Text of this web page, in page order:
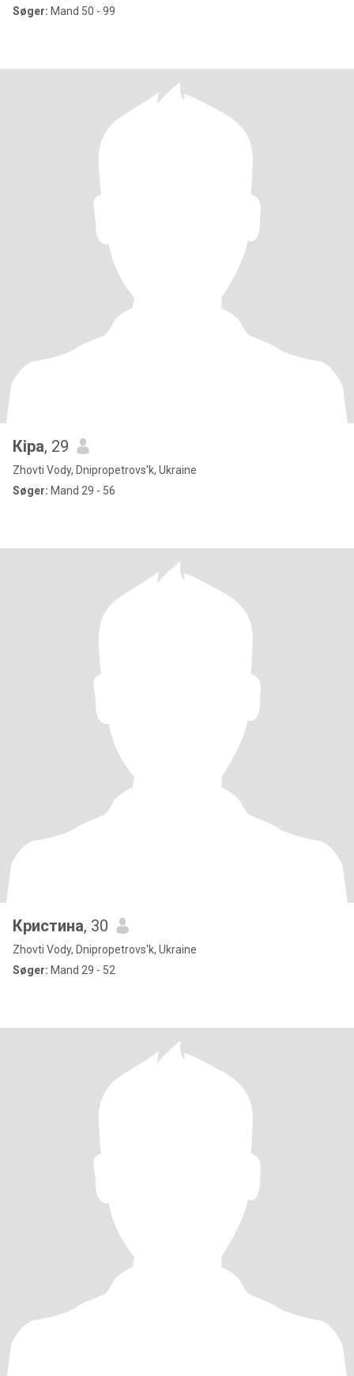
Søger: Mand 50 - 99
Кіра, 29
Zhovti Vody, Dnipropetrovs'k, Ukraine
Søger: Mand 29 - 56
Кристина, 30
Zhovti Vody, Dnipropetrovs'k, Ukraine
Søger: Mand 29 - 52